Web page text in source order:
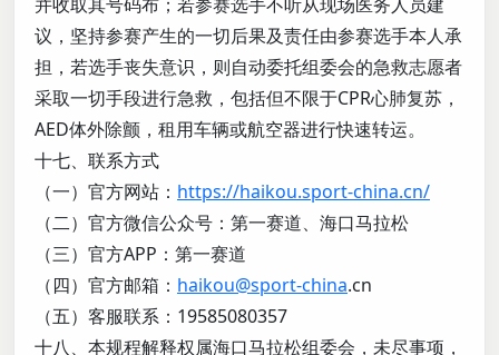
议，坚持参赛产生的一切后果及责任由参赛选手本人承
担，若选手丧失意识，则自动委托组委会的急救志愿者
采取一切手段进行急救，包括但不限于CPR心肺复苏，
AED体外除颤，租用车辆或航空器进行快速转运。
十七、联系方式
（一）官方网站： https://haikou.sport-china.cn/
（二）官方微信公众号：第一赛道、海口马拉松
（三）官方APP：第一赛道
（四）官方邮箱： haikou@sport-china.cn
（五）客服联系：19585080357
十八、本规程解释权属海口马拉松组委会，未尽事项，